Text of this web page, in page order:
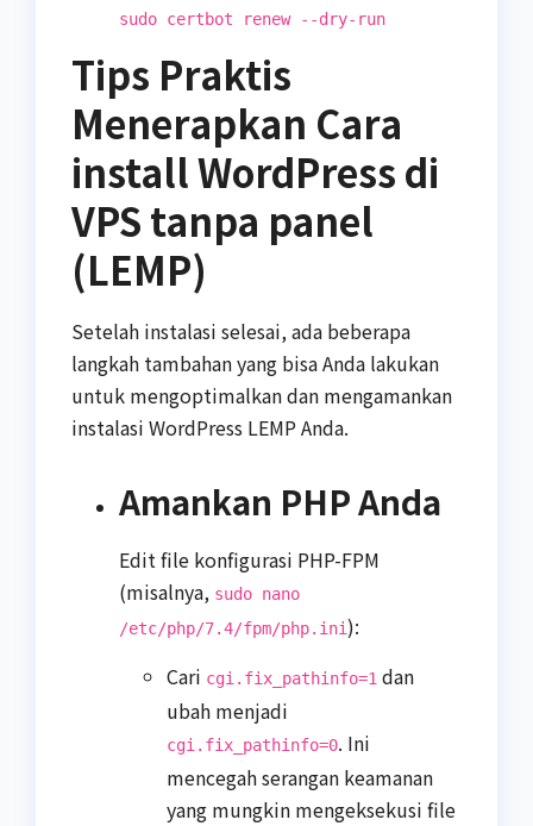
sudo certbot renew --dry-run
Tips Praktis
Menerapkan Cara
install WordPress di
VPS tanpa panel
(LEMP)
Setelah instalasi selesai, ada beberapa
langkah tambahan yang bisa Anda lakukan
untuk mengoptimalkan dan mengamankan
instalasi WordPress LEMP Anda.
Amankan PHP Anda
Edit file konfigurasi PHP-FPM
(misalnya, sudo nano
/etc/php/7.4/fpm/php.ini):
Cari cgi.fix_pathinfo=1 dan
ubah menjadi
cgi.fix_pathinfo=0. Ini
mencegah serangan keamanan
yang mungkin mengeksekusi file